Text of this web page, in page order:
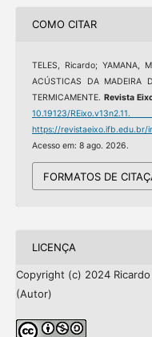
COMO CITAR
TELES, Ricardo; YAMANA,
ACÚSTICAS DA MADEIRA
TERMICAMENTE. Revista
10.19123/REixo.v13n2.11.
https://revistaeixo.ifb.edu.br/
Acesso em: 8 ago. 2026.
FORMATOS DE
LICENÇA
Copyright (c) 2024
(Autor)